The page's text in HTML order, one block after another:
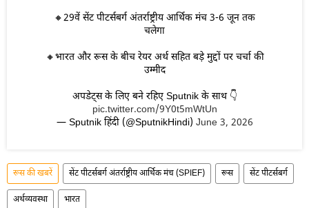
🔸29वें सेंट पीटर्सबर्ग अंतर्राष्ट्रीय आर्थिक मंच 3-6 जून तक
चलेगा
🔸भारत और रूस के बीच रेयर अर्थ सहित बड़े मुद्दों पर चर्चा की
उम्मीद
अपडेट्स के लिए बने रहिए Sputnik के साथ 👇
pic.twitter.com/9Y0t5mWtUn
— Sputnik हिंदी (@SputnikHindi) June 3, 2026
रूस की खबरें सेंट पीटर्सबर्ग अंतर्राष्ट्रीय आर्थिक मंच (SPIEF) रूस सेंट पीटर्सबर्ग
अर्थव्यवस्था भारत